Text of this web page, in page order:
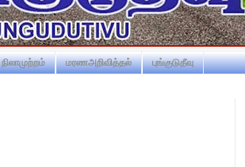
நிலாமுற்றம் மரணஅறிவித்தல் புங்குடுதீவு